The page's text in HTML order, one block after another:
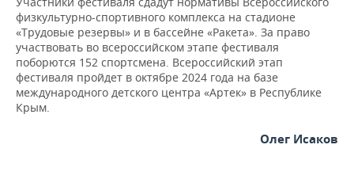
ХОККЕЙ С МЯЧОМ
ПРОИСШЕСТВИЯ
физкультурно-спортивного комплекса на стадионе
«Трудовые резервы» и в бассейне «Ракета». За право
участвовать во всероссийском этапе фестиваля
поборются 152 спортсмена. Всероссийский этап
фестиваля пройдет в октябре 2024 года на базе
международного детского центра «Артек» в Республике
Крым.
Олег Исаков